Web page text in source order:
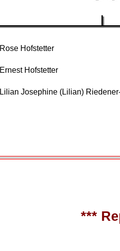
Rose Hofstetter
Ernest Hofstetter
Lilian Josephine (Lilian)
***